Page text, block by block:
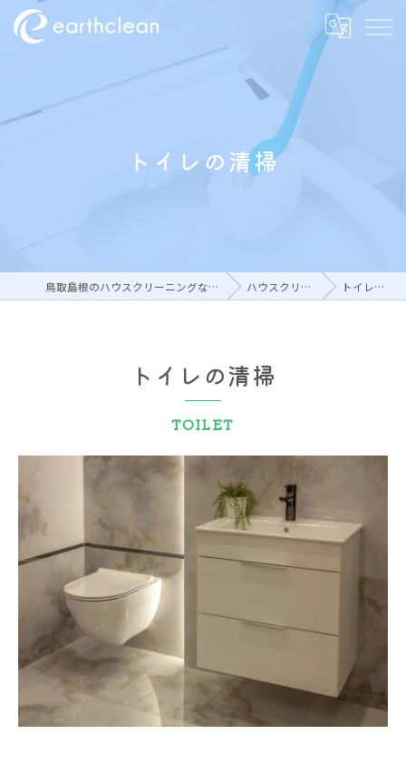
トイレの清掃
鳥取島根のハウスクリーニングならアースクリーン ハウスクリーニング トイレの清掃
トイレの清掃
TOILET